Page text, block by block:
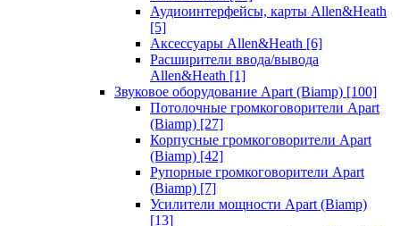
Аудиоинтерфейсы, карты Allen&Heath
[5]
Аксессуары Allen&Heath [6]
Расширители ввода/вывода
Allen&Heath [1]
Звуковое оборудование Apart (Biamp) [100]
Потолочные громкоговорители Apart
(Biamp) [27]
Корпусные громкоговорители Apart
(Biamp) [42]
Рупорные громкоговорители Apart
(Biamp) [7]
Усилители мощности Apart (Biamp)
[13]